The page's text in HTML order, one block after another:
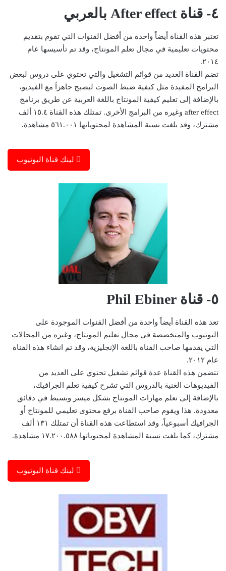
٤- قناة After effect بالعربي
تعتبر هذه القناة أيضاً واحدة من أفضل القنوات التي تقوم بتقديم
محتويات تعليمية في مجال تعلم المونتاج، وقد تم تأسيسها عام
٢٠١٤.
تضم القناة العديد من قوائم التشغيل والتي تحتوي على دروس لبعض
البرامج المفيدة مثل كيفية ضبط الصوت ليصبح جاهزاً مع الفيديو،
بالإضافة إلى تعليم كيفية المونتاج باللغة العربية عن طريق برنامج
after effect وغيره من البرامج الأخرى. تمتلك هذه القناة ١٥.٤ ألف
مشترك، وقد بلغت نسبة المشاهدة لمحتوياتها ٥٦١.٠٠١ مشاهدة.
لينك قناة اليوتيوب
٥- قناة Phil Ebiner
تعد هذه القناة أيضاً واحدة من أفضل القنوات الموجودة على
اليوتيوب والمتخصصة في مجال تعليم المونتاج، وغيره من المجالات
التي يقدمها صاحب القناة باللغة الإنجليزية، وقد تم انشاء هذه القناة
عام ٢٠١٢.
تتضمن هذه القناة عدة قوائم تشغيل تحتوي على العديد من
الفيديوهات الغنية بالدروس التي تشرح كيفية تعلم الجرافيك،
بالإضافة إلى تعلم مهارات المونتاج بشكل ميسر وبسيط في دقائق
معدودة. هذا ويقوم صاحب القناة برفع محتوى تعليمي للمونتاج أو
الجرافيك أسبوعياً، وقد استطاعت هذه القناة أن تمتلك ١٣١ ألف
مشترك، كما بلغت نسبة المشاهدة لمحتوياتها ١٧.٢٠٠.٥٨٨ مشاهدة.
لينك قناة اليوتيوب